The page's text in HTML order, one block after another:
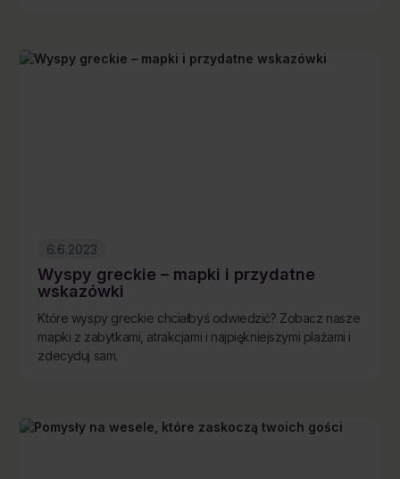
6.6.2023
Wyspy greckie – mapki i przydatne
wskazówki
Które wyspy greckie chciałbyś odwiedzić? Zobacz nasze
mapki z zabytkami, atrakcjami i najpiękniejszymi plażami i
zdecyduj sam.